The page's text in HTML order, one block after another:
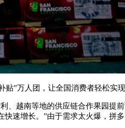
”万人团，让全国消费者轻松实现
、越南等地的供应链合作果园提
速增长。”由于需求太火爆，拼